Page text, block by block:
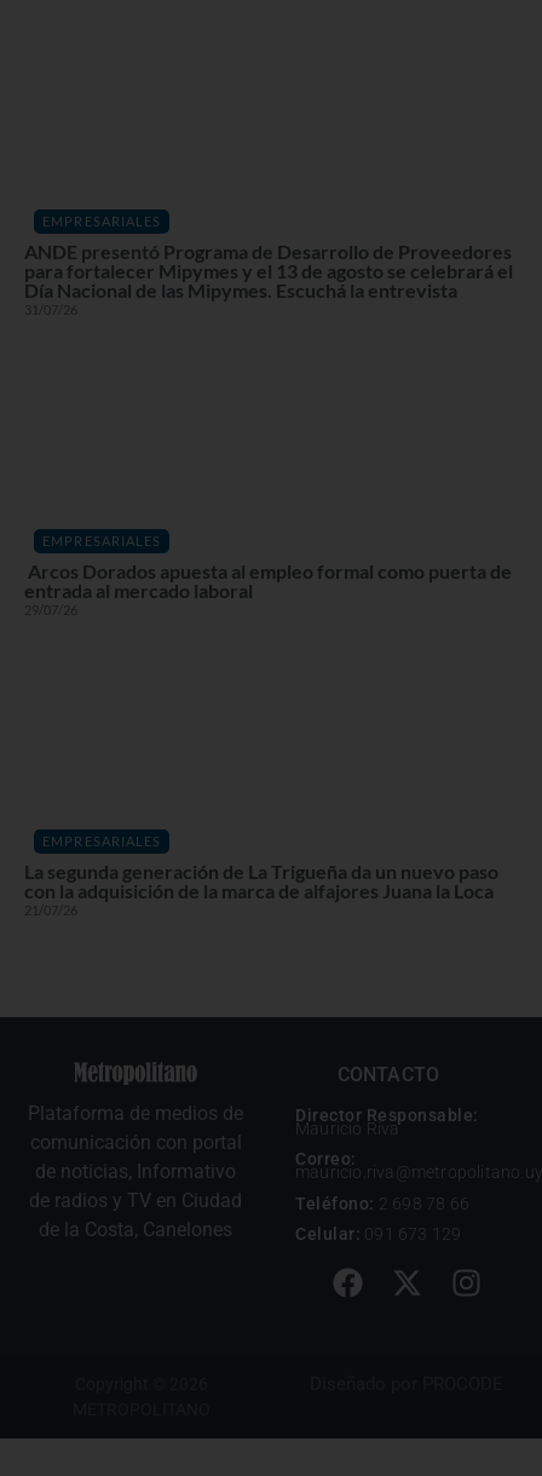
EMPRESARIALES
ANDE presentó Programa de Desarrollo de Proveedores
para fortalecer Mipymes y el 13 de agosto se celebrará el
Día Nacional de las Mipymes. Escuchá la entrevista
31/07/26
EMPRESARIALES
Arcos Dorados apuesta al empleo formal como puerta de
entrada al mercado laboral
29/07/26
EMPRESARIALES
La segunda generación de La Trigueña da un nuevo paso
con la adquisición de la marca de alfajores Juana la Loca
21/07/26
Plataforma de medios de
comunicación con portal
de noticias, Informativo
de radios y TV en Ciudad
de la Costa, Canelones
CONTACTO
Director Responsable:
Mauricio Riva
Correo:
mauricio.riva@metropolitano.uy
Teléfono: 2 698 78 66
Celular: 091 673 129